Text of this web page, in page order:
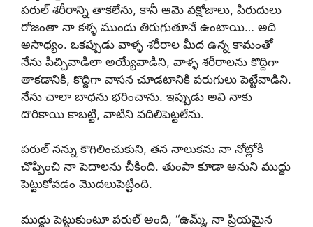
పరుల్ శరీరాన్ని తాకలేను, కానీ ఆమె వక్షోజాలు, పిరుదులు
రోజంతా నా కళ్ళ ముందు తిరుగుతూనే ఉంటాయి… అది
అసాధ్యం. ఒకప్పుడు వాళ్ళ శరీరాల మీద ఉన్న కామంతో
నేను పిచ్చివాడిలా అయ్యేవాడిని, వాళ్ళ శరీరాలను కొద్దిగా
తాకడానికి, కొద్దిగా వాసన చూడటానికి పరుగులు పెట్టేవాడిని.
నేను చాలా బాధను భరించాను. ఇప్పుడు అవి నాకు
దొరికాయి కాబట్టి, వాటిని వదిలిపెట్టలేను.
పరుల్ నన్ను కౌగిలించుకుని, తన నాలుకను నా నోట్లోకి
చొప్పించి నా పెదాలను చీకింది. తుంపా కూడా అనుని ముద్దు
పెట్టుకోవడం మొదలుపెట్టింది.
ముద్దు పెట్టుకుంటూ పరుల్ అంది, “ఉమ్మ్, నా ప్రియమైన